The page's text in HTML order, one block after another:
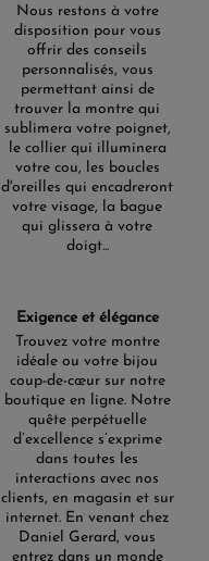
Nous restons à votre
disposition pour vous
offrir des conseils
personnalisés, vous
permettant ainsi de
trouver la montre qui
sublimera votre poignet,
le collier qui illuminera
votre cou, les boucles
d'oreilles qui encadreront
votre visage, la bague
qui glissera à votre
doigt...
Exigence et élégance
Trouvez votre montre
idéale ou votre bijou
coup-de-cœur sur notre
boutique en ligne. Notre
quête perpétuelle
d’excellence s’exprime
dans toutes les
interactions avec nos
clients, en magasin et sur
internet. En venant chez
Daniel Gerard, vous
entrez dans un monde